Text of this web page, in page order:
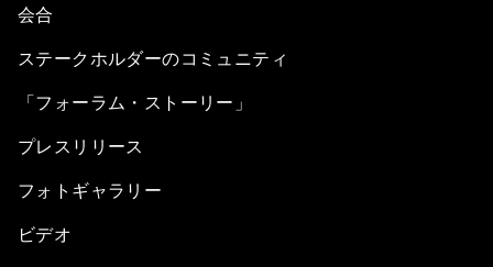
会合
ステークホルダーのコミュニティ
「フォーラム・ストーリー」
プレスリリース
フォトギャラリー
ビデオ